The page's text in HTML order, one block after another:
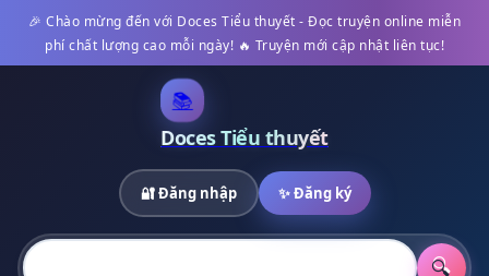
🎉 Chào mừng đến với Doces Tiểu thuyết - Đọc truyện online miễn
phí chất lượng cao mỗi ngày! 🔥 Truyện mới cập nhật liên tục!
📚
Doces Tiểu thuyết
🔍
🔐 Đăng nhập ✨ Đăng ký